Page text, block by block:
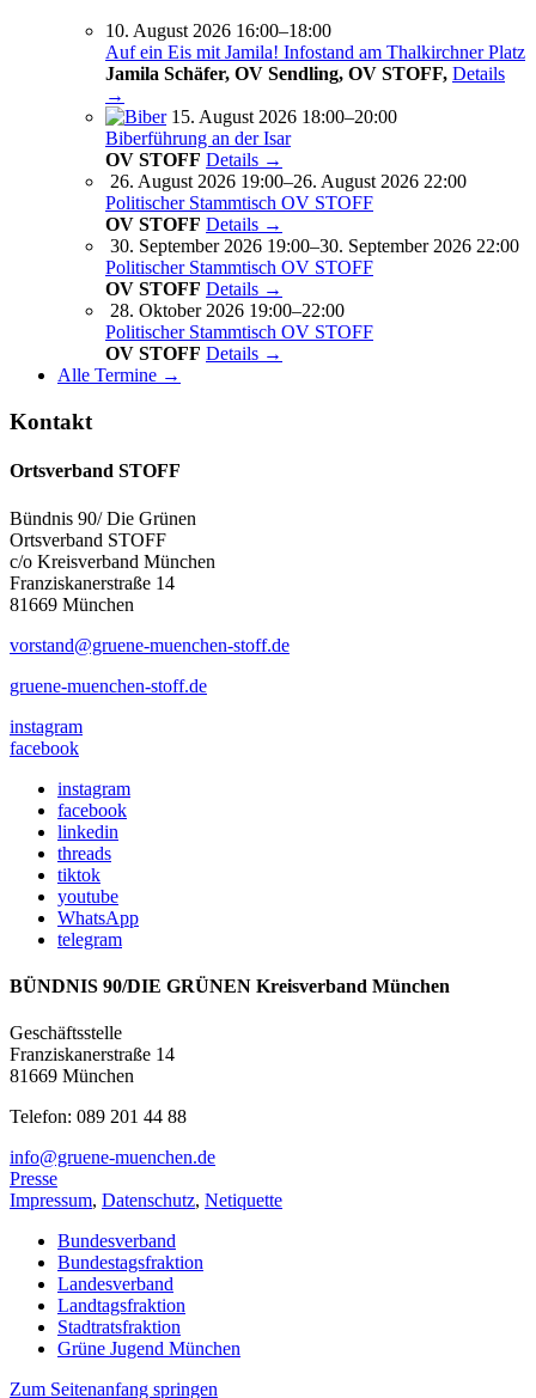
10. August 2026 16:00–18:00
Auf ein Eis mit Jamila! Infostand am Thalkirchner Platz
Jamila Schäfer, OV Sendling, OV STOFF, Details
→
15. August 2026 18:00–20:00
Biberführung an der Isar
OV STOFF Details →
26. August 2026 19:00–26. August 2026 22:00
Politischer Stammtisch OV STOFF
OV STOFF Details →
30. September 2026 19:00–30. September 2026 22:00
Politischer Stammtisch OV STOFF
OV STOFF Details →
28. Oktober 2026 19:00–22:00
Politischer Stammtisch OV STOFF
OV STOFF Details →
Alle Termine →
Kontakt
Ortsverband STOFF
Bündnis 90/ Die Grünen
Ortsverband STOFF
c/o Kreisverband München
Franziskanerstraße 14
81669 München
vorstand@gruene-muenchen-stoff.de
gruene-muenchen-stoff.de
instagram
facebook
instagram
facebook
linkedin
threads
tiktok
youtube
WhatsApp
telegram
BÜNDNIS 90/DIE GRÜNEN Kreisverband München
Geschäftsstelle
Franziskanerstraße 14
81669 München
Telefon: 089 201 44 88
info@gruene-muenchen.de
Presse
Impressum, Datenschutz, Netiquette
Bundesverband
Bundestagsfraktion
Landesverband
Landtagsfraktion
Stadtratsfraktion
Grüne Jugend München
Zum Seitenanfang springen